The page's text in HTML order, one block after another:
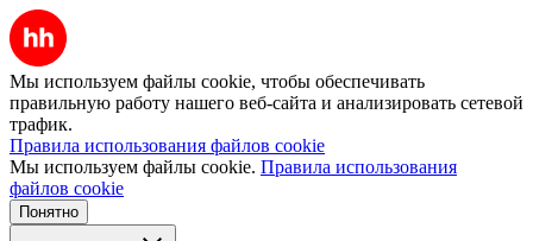
Мы используем файлы cookie, чтобы обеспечивать
правильную работу нашего веб-сайта и анализировать сетевой
трафик.
Правила использования файлов cookie
Мы используем файлы cookie. Правила использования
файлов cookie
Понятно